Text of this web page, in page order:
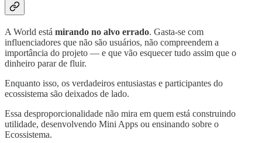
A World está mirando no alvo errado. Gasta-se com
influenciadores que não são usuários, não compreendem a
importância do projeto — e que vão esquecer tudo assim que o
dinheiro parar de fluir.
Enquanto isso, os verdadeiros entusiastas e participantes do
ecossistema são deixados de lado.
Essa desproporcionalidade não mira em quem está construindo
utilidade, desenvolvendo Mini Apps ou ensinando sobre o
Ecossistema.